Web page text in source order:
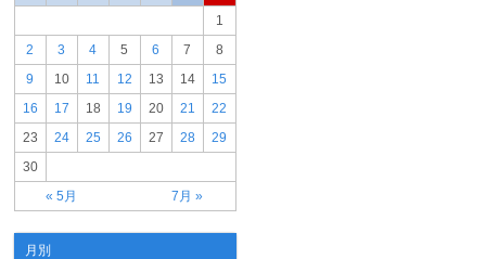
« 5月 7月 »
1
2
3 4 5 6 7
8
9
10 11 12 13 14
15
16
17 18 19 20 21
22
23
24 25 26 27 28
29
30
月別